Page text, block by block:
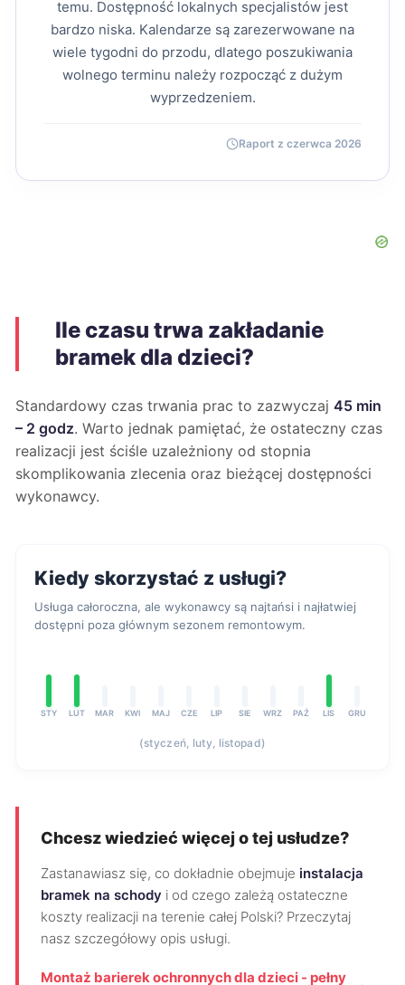
temu. Dostępność lokalnych specjalistów jest
bardzo niska. Kalendarze są zarezerwowane na
wiele tygodni do przodu, dlatego poszukiwania
wolnego terminu należy rozpocząć z dużym
wyprzedzeniem.
Raport z czerwca 2026
Ile czasu trwa zakładanie
bramek dla dzieci?
Standardowy czas trwania prac to zazwyczaj 45 min
– 2 godz. Warto jednak pamiętać, że ostateczny czas
realizacji jest ściśle uzależniony od stopnia
skomplikowania zlecenia oraz bieżącej dostępności
wykonawcy.
Kiedy skorzystać z usługi?
Usługa całoroczna, ale wykonawcy są najtańsi i najłatwiej
dostępni poza głównym sezonem remontowym.
STY LUT MAR KWI MAJ CZE LIP SIE WRZ PAŹ LIS GRU
(styczeń, luty, listopad)
Chcesz wiedzieć więcej o tej usłudze?
Zastanawiasz się, co dokładnie obejmuje instalacja
bramek na schody i od czego zależą ostateczne
koszty realizacji na terenie całej Polski? Przeczytaj
nasz szczegółowy opis usługi.
Montaż barierek ochronnych dla dzieci - pełny